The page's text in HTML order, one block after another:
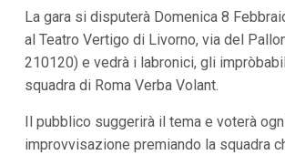
a
i
l
M
n
ù
P
La gara si disputerà Domenica 8
al Teatro Vertigo di Livorno, via del
210120) e vedrà i labronici, gli
squadra di Roma Verba Volant.
Il pubblico suggerirà il tema e voterà
improvvisazione premiando la squadra